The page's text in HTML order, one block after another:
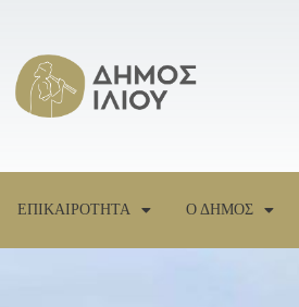
ΕΠΙΚΑΙΡΟΤΗΤΑ Ο ΔΗΜΟΣ